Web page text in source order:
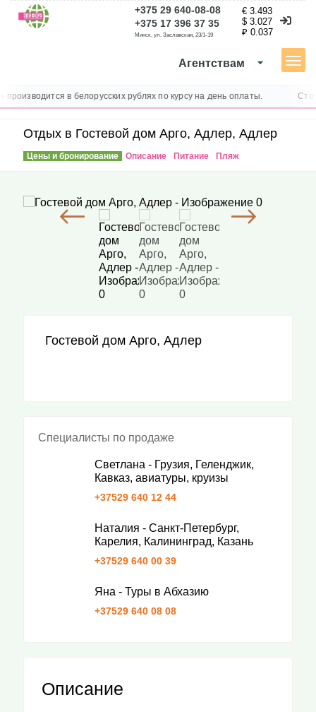
€ 3.493
$ 3.027
₽ 0.037
+375 29 640-08-08
+375 17 396 37 35
Минск, ул. Заславская, 23/1-19
Агентствам
в белорусских рублях по курсу на день оплаты.
Каталог туров
Отдых в Гостевой дом Арго, Адлер, Адлер
Отдых в Гостевой дом Арго, Адлер, Адлер
Цены и бронирование Описание Питание Пляж
Гостевой дом Арго, Адлер
Специалисты по продаже
Светлана - Грузия, Геленджик,
Кавказ, авиатуры, круизы
+37529 640 12 44
Наталия - Санкт-Петербург,
Карелия, Калининград, Казань
+37529 640 00 39
Яна - Туры в Абхазию
+37529 640 08 08
Описание